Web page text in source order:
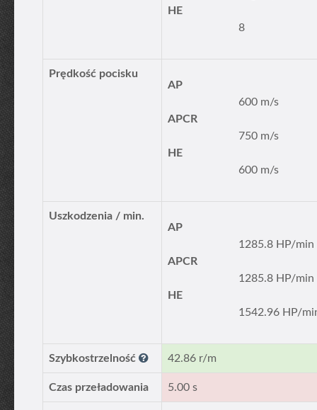
HE
8
Prędkość pocisku
AP
600 m/s
APCR
750 m/s
HE
600 m/s
Uszkodzenia / min.
AP
1285.8 HP/min
APCR
1285.8 HP/min
HE
1542.96 HP/
Szybkostrzelność 42.86 r/m
Czas przeładowania 5.00 s